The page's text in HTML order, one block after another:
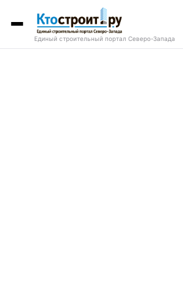
Единый строительный портал Северо-Запада